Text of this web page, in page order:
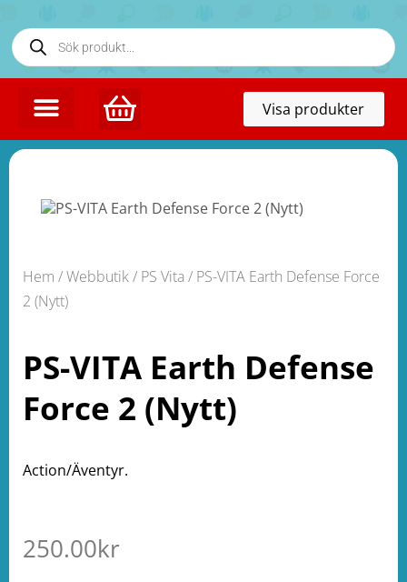
Visa produkter
Hem /Webbutik/ PS Vita / PS-VITA Earth Defense Force
2 (Nytt)
PS-VITA Earth Defense
Force 2 (Nytt)
Action/Äventyr.
250.00kr